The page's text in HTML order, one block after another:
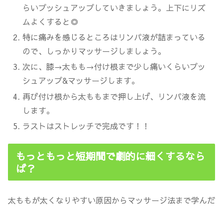
らいプッシュアップしていきましょう。上下にリズ
ムよくすると◎
特に痛みを感じるところはリンパ液が詰まっている
ので、しっかりマッサージしましょう。
次に、膝→太もも→付け根まで少し痛いくらいプッ
シュアップ&マッサージします。
再び付け根から太ももまで押し上げ、リンパ液を流
します。
ラストはストレッチで完成です！！
もっともっと短期間で劇的に細くするなら
ば？
太ももが太くなりやすい原因からマッサージ法まで学んだ